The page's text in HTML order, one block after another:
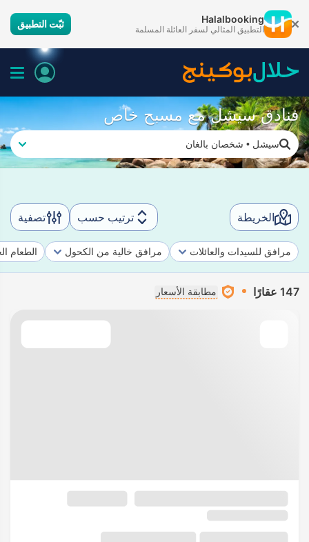
Halalbooking
التطبيق المثالي لسفر العائلة المسلمة ثبّت التطبيق
فنادق سيشل مع مسبح خاص
سيشل • شخصان بالغان
الخريطة ترتيب حسب تصفية
مرافق للسيدات والعائلات مرافق خالية من الكحول الطعام
147 عقارًا مطابقة الأسعار